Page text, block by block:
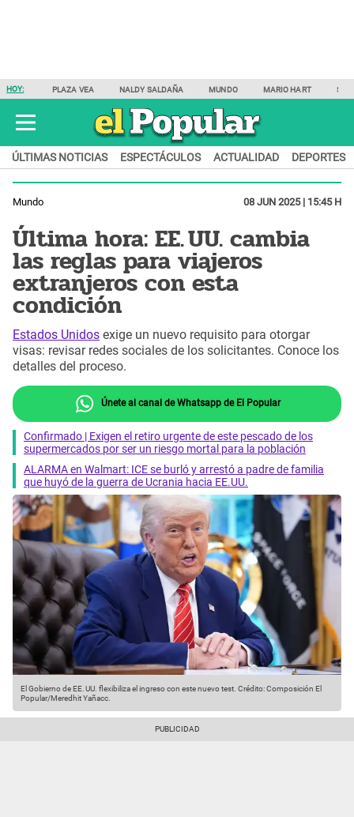
HOY: PLAZA VEA NALDY SALDAÑA MUNDO MARIO HART
ÚLTIMAS NOTICIAS ESPECTÁCULOS ACTUALIDAD DEPORTES
Mundo 08 JUN 2025 | 15:45 H
Última hora: EE. UU. cambia
las reglas para viajeros
extranjeros con esta
condición
Estados Unidos exige un nuevo requisito para otorgar
visas: revisar redes sociales de los solicitantes. Conoce los
detalles del proceso.
Únete al canal de Whatsapp de El Popular
Confirmado | Exigen el retiro urgente de este pescado de los
supermercados por ser un riesgo mortal para la población
ALARMA en Walmart: ICE se burló y arrestó a padre de familia
que huyó de la guerra de Ucrania hacia EE.UU.
El Gobierno de EE. UU. flexibiliza el ingreso con este nuevo test. Crédito: Composición El
Popular/Meredhit Yañacc.